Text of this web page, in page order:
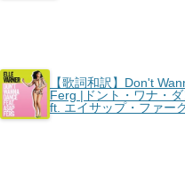
【歌詞和訳】Don't
Ferg |ドント・ワナ・
ft. エイサップ・ファー